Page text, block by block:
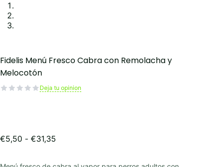
Fidelis Menú Fresco Cabra con Remolacha y
Melocotón
Deja tu opinion
€5,50 - €31,35